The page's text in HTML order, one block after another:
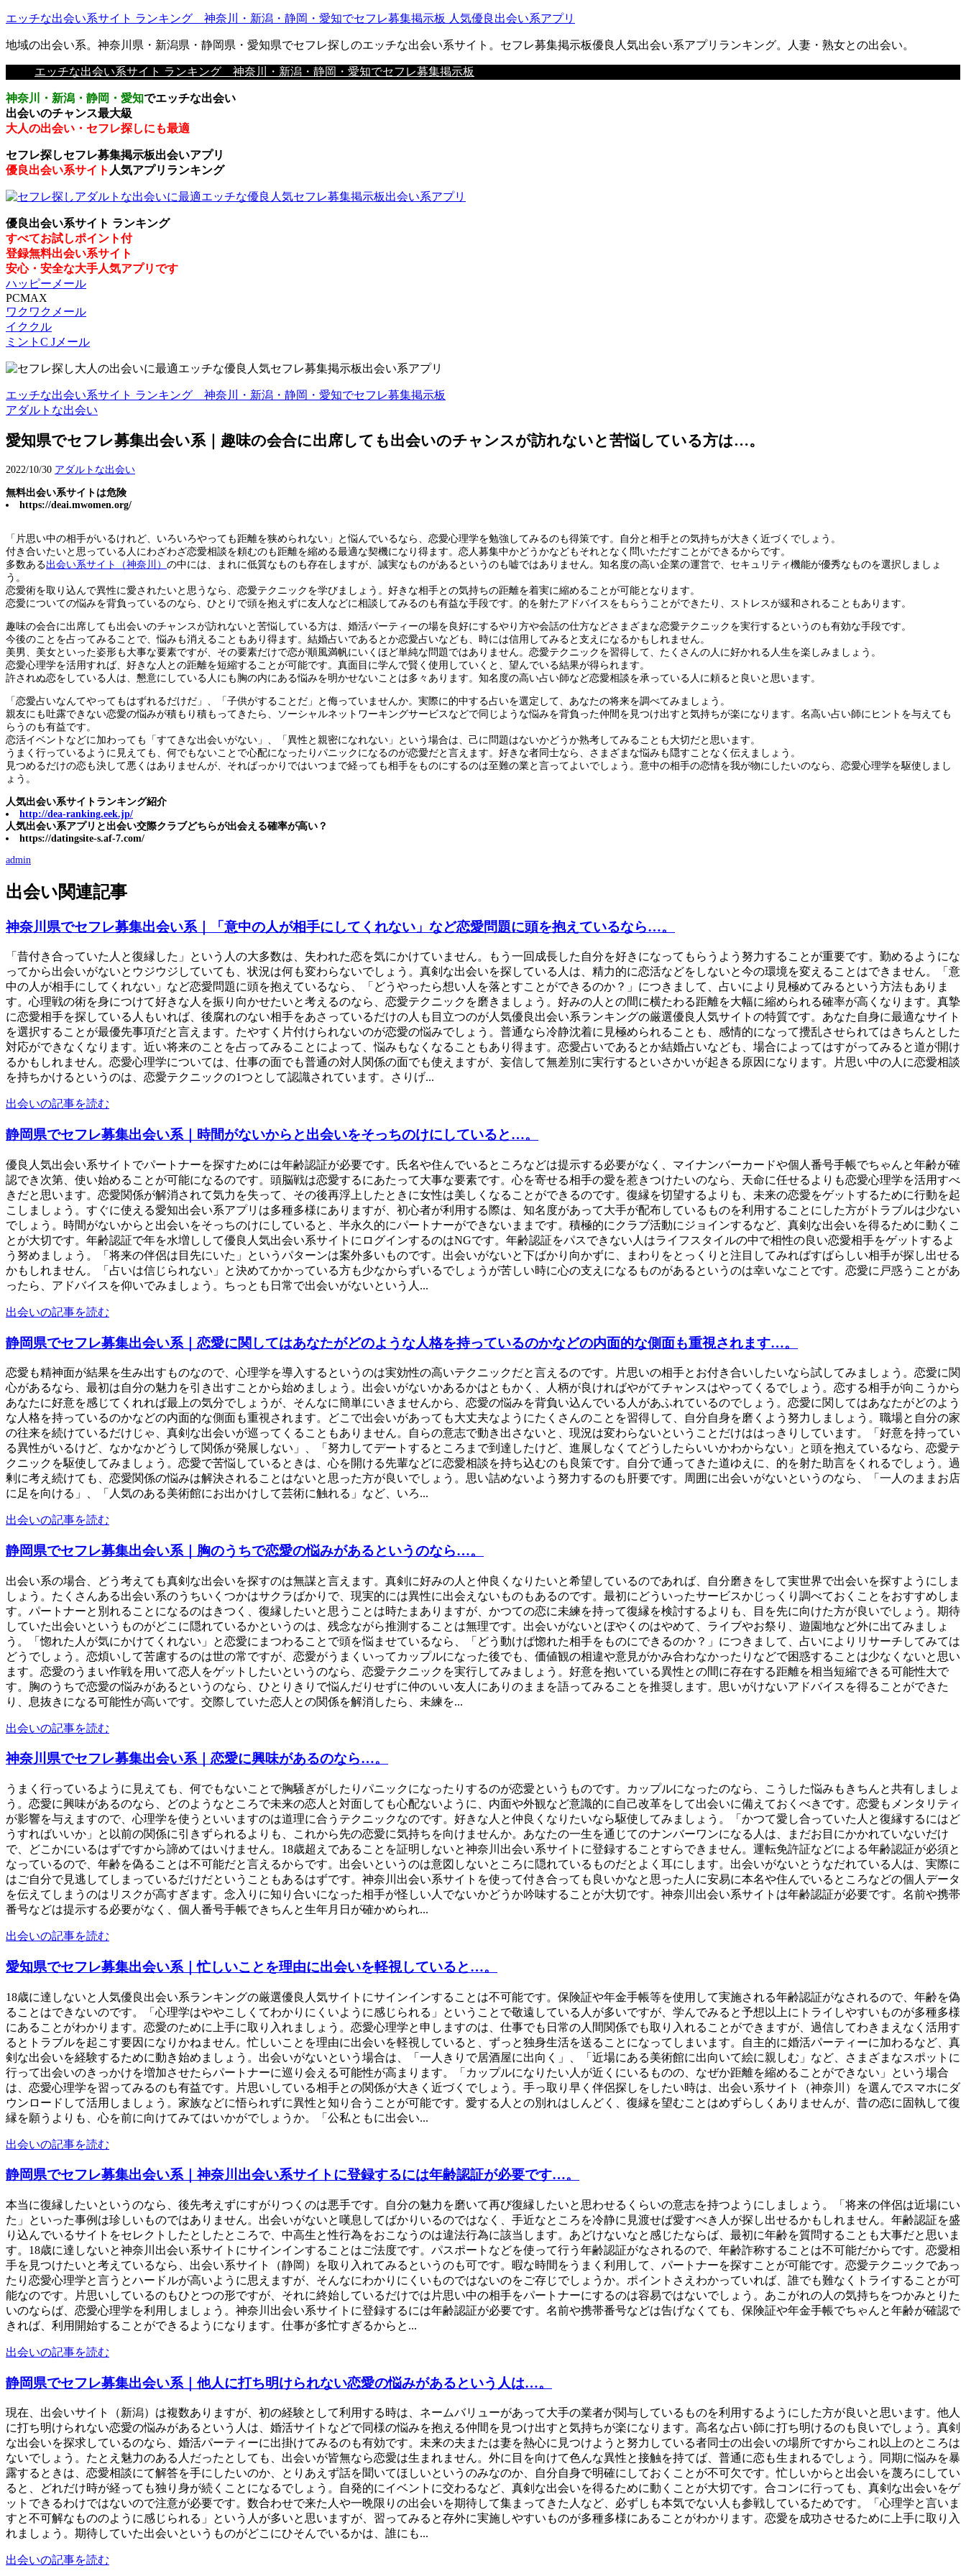
エッチな出会い系サイト ランキング 神奈川・新潟・静岡・愛知でセフレ募集掲示板 人気優良出会い系アプリ
地域の出会い系。神奈川県・新潟県・静岡県・愛知県でセフレ探しのエッチな出会い系サイト。セフレ募集掲示板優良人気出会い系アプリランキング。人妻・熟女との出会い。
エッチな出会い系サイト ランキング 神奈川・新潟・静岡・愛知でセフレ募集掲示板
神奈川・新潟・静岡・愛知でエッチな出会い
出会いのチャンス最大級
大人の出会い・セフレ探しにも最適
セフレ探しセフレ募集掲示板出会いアプリ
優良出会い系サイト 人気アプリランキング
優良出会い系サイト ランキング
すべてお試しポイント付
登録無料出会い系サイト
安心・安全な大手人気アプリです
ハッピーメール
PCMAX
ワクワクメール
イククル
ミントC Jメール
エッチな出会い系サイト ランキング 神奈川・新潟・静岡・愛知でセフレ募集掲示板
アダルトな出会い
愛知県でセフレ募集出会い系｜趣味の会合に出席しても出会いのチャンスが訪れないと苦悩している方は…。
2022/10/30 アダルトな出会い
無料出会い系サイトは危険
https://deai.mwomen.org/
「片思い中の相手がいるけれど、いろいろやっても距離を狭められない」と悩んでいるなら、恋愛心理学を勉強してみるのも得策です。自分と相手との気持ちが大きく近づくでしょう。
付き合いたいと思っている人にわざわざ恋愛相談を頼むのも距離を縮める最適な契機になり得ます。恋人募集中かどうかなどもそれとなく問いただすことができるからです。
多数ある出会い系サイト（神奈川） の中には、まれに低質なものも存在しますが、誠実なものがあるというのも嘘ではありません。知名度の高い企業の運営で、セキュリティ機能が優秀なものを選択しましょ
う。
恋愛術を取り込んで異性に愛されたいと思うなら、恋愛テクニックを学びましょう。好きな相手との気持ちの距離を着実に縮めることが可能となります。
恋愛についての悩みを背負っているのなら、ひとりで頭を抱えずに友人などに相談してみるのも有益な手段です。的を射たアドバイスをもらうことができたり、ストレスが緩和されることもあります。
趣味の会合に出席しても出会いのチャンスが訪れないと苦悩している方は、婚活パーティーの場を良好にするやり方や会話の仕方などさまざまな恋愛テクニックを実行するというのも有効な手段です。
今後のことを占ってみることで、悩みも消えることもあり得ます。結婚占いであるとか恋愛占いなども、時には信用してみると支えになるかもしれません。
美男、美女といった姿形も大事な要素ですが、その要素だけで恋が順風満帆にいくほど単純な問題ではありません。恋愛テクニックを習得して、たくさんの人に好かれる人生を楽しみましょう。
恋愛心理学を活用すれば、好きな人との距離を短縮することが可能です。真面目に学んで賢く使用していくと、望んでいる結果が得られます。
許されぬ恋をしている人は、懇意にしている人にも胸の内にある悩みを明かせないことは多々あります。知名度の高い占い師など恋愛相談を承っている人に頼ると良いと思います。
「恋愛占いなんてやってもはずれるだけだ」、「子供がすることだ」と侮っていませんか。実際に的中する占いを選定して、あなたの将来を調べてみましょう。
親友にも吐露できない恋愛の悩みが積もり積もってきたら、ソーシャルネットワーキングサービスなどで同じような悩みを背負った仲間を見つけ出すと気持ちが楽になります。名高い占い師にヒントを与えても
らうのも有益です。
恋活イベントなどに加わっても「すてきな出会いがない」、「異性と親密になれない」という場合は、己に問題はないかどうか熟考してみることも大切だと思います。
うまく行っているように見えても、何でもないことで心配になったりパニックになるのが恋愛だと言えます。好きな者同士なら、さまざまな悩みも隠すことなく伝えましょう。
見つめるだけの恋も決して悪くはありませんが、そればっかりではいつまで経っても相手をものにするのは至難の業と言ってよいでしょう。意中の相手の恋情を我が物にしたいのなら、恋愛心理学を駆使しまし
ょう。
人気出会い系サイトランキング紹介
http://dea-ranking.eek.jp/
人気出会い系アプリと出会い交際クラブどちらが出会える確率が高い？
https://datingsite-s.af-7.com/
admin
出会い関連記事
神奈川県でセフレ募集出会い系｜「意中の人が相手にしてくれない」など恋愛問題に頭を抱えているなら…。
「昔付き合っていた人と復縁した」という人の大多数は、失われた恋を気にかけていません。もう一回成長した自分を好きになってもらうよう努力することが重要です。勤めるようにな
ってから出会いがないとウジウジしていても、状況は何も変わらないでしょう。真剣な出会いを探している人は、精力的に恋活などをしないと今の環境を変えることはできません。「意
中の人が相手にしてくれない」など恋愛問題に頭を抱えているなら、「どうやったら想い人を落とすことができるのか？」につきまして、占いにより見極めてみるという方法もありま
す。心理戦の術を身につけて好きな人を振り向かせたいと考えるのなら、恋愛テクニックを磨きましょう。好みの人との間に横たわる距離を大幅に縮められる確率が高くなります。真摯
に恋愛相手を探している人もいれば、後腐れのない相手をあさっているだけの人も目立つのが人気優良出会い系ランキングの厳選優良人気サイトの特質です。あなた自身に最適なサイト
を選択することが最優先事項だと言えます。たやすく片付けられないのが恋愛の悩みでしょう。普通なら冷静沈着に見極められることも、感情的になって攪乱させられてはきちんとした
対応ができなくなります。近い将来のことを占ってみることによって、悩みもなくなることもあり得ます。恋愛占いであるとか結婚占いなども、場合によってはすがってみると道が開け
るかもしれません。恋愛心理学については、仕事の面でも普通の対人関係の面でも使えますが、妄信して無差別に実行するといさかいが起きる原因になります。片思い中の人に恋愛相談
を持ちかけるというのは、恋愛テクニックの1つとして認識されています。さりげ...
出会いの記事を読む
静岡県でセフレ募集出会い系｜時間がないからと出会いをそっちのけにしていると…。
優良人気出会い系サイトでパートナーを探すためには年齢認証が必要です。氏名や住んでいるところなどは提示する必要がなく、マイナンバーカードや個人番号手帳でちゃんと年齢が確
認でき次第、使い始めることが可能になるのです。頭脳戦は恋愛するにあたって大事な要素です。心を寄せる相手の愛を惹きつけたいのなら、天命に任せるよりも恋愛心理学を活用すべ
きだと思います。恋愛関係が解消されて気力を失って、その後再浮上したときに女性は美しくなることができるのです。復縁を切望するよりも、未来の恋愛をゲットするために行動を起
こしましょう。すぐに使える愛知出会い系アプリは多種多様にありますが、初心者が利用する際は、知名度があって大手が配布しているものを利用することにした方がトラブルは少ない
でしょう。時間がないからと出会いをそっちのけにしていると、半永久的にパートナーができないままです。積極的にクラブ活動にジョインするなど、真剣な出会いを得るために動くこ
とが大切です。年齢認証で年を水増しして優良人気出会い系サイトにログインするのはNGです。年齢認証をパスできない人はライフスタイルの中で相性の良い恋愛相手をゲットするよ
う努めましょう。「将来の伴侶は目先にいた」というパターンは案外多いものです。出会いがないと下ばかり向かずに、まわりをとっくりと注目してみればすばらしい相手が探し出せる
かもしれません。「占いは信じられない」と決めてかかっている方も少なからずいるでしょうが苦しい時に心の支えになるものがあるというのは幸いなことです。恋愛に戸惑うことがあ
ったら、アドバイスを仰いでみましょう。ちっとも日常で出会いがないという人...
出会いの記事を読む
静岡県でセフレ募集出会い系｜恋愛に関してはあなたがどのような人格を持っているのかなどの内面的な側面も重視されます…。
恋愛も精神面が結果を生み出すものなので、心理学を導入するというのは実効性の高いテクニックだと言えるのです。片思いの相手とお付き合いしたいなら試してみましょう。恋愛に関
心があるなら、最初は自分の魅力を引き出すことから始めましょう。出会いがないかあるかはともかく、人柄が良ければやがてチャンスはやってくるでしょう。恋する相手が向こうから
あなたに好意を感じてくれれば最上の気分でしょうが、そんなに簡単にいきませんから、恋愛の悩みを背負い込んでいる人があふれているのでしょう。恋愛に関してはあなたがどのよう
な人格を持っているのかなどの内面的な側面も重視されます。どこで出会いがあっても大丈夫なようにたくさんのことを習得して、自分自身を磨くよう努力しましょう。職場と自分の家
の往来を続けているだけじゃ、真剣な出会いが巡ってくることもありません。自らの意志で動き出さないと、現況は変わらないということだけははっきりしています。「好意を持ってい
る異性がいるけど、なかなかどうして関係が発展しない」、「努力してデートするところまで到達したけど、進展しなくてどうしたらいいかわからない」と頭を抱えているなら、恋愛テ
クニックを駆使してみましょう。恋愛で苦悩しているときは、心を開ける先輩などに恋愛相談を持ち込むのも良策です。自分で通ってきた道ゆえに、的を射た助言をくれるでしょう。過
剰に考え続けても、恋愛関係の悩みは解決されることはないと思った方が良いでしょう。思い詰めないよう努力するのも肝要です。周囲に出会いがないというのなら、「一人のままお店
に足を向ける」、「人気のある美術館にお出かけして芸術に触れる」など、いろ...
出会いの記事を読む
静岡県でセフレ募集出会い系｜胸のうちで恋愛の悩みがあるというのなら…。
出会い系の場合、どう考えても真剣な出会いを探すのは無謀と言えます。真剣に好みの人と仲良くなりたいと希望しているのであれば、自分磨きをして実世界で出会いを探すようにしま
しょう。たくさんある出会い系のうちいくつかはサクラばかりで、現実的には異性に出会えないものもあるのです。最初にどういったサービスかじっくり調べておくことをおすすめしま
す。パートナーと別れることになるのはきつく、復縁したいと思うことは時たまありますが、かつての恋に未練を持って復縁を検討するよりも、目を先に向けた方が良いでしょう。期待
していた出会いというものがどこに隠れているかというのは、残念ながら推測することは無理です。出会いがないとぼやくのはやめて、ライブやお祭り、遊園地など外に出てみましょ
う。「惚れた人が気にかけてくれない」と恋愛にまつわることで頭を悩ませているなら、「どう動けば惚れた相手をものにできるのか？」につきまして、占いによりリサーチしてみては
どうでしょう。恋煩いして苦慮するのは世の常ですが、恋愛がうまくいってカップルになった後でも、価値観の相違や意見がかみ合わなかったりなどで困惑することは少なくないと思い
ます。恋愛のうまい作戦を用いて恋人をゲットしたいというのなら、恋愛テクニックを実行してみましょう。好意を抱いている異性との間に存在する距離を相当短縮できる可能性大で
す。胸のうちで恋愛の悩みがあるというのなら、ひとりきりで悩んだりせずに仲のいい友人にありのままを語ってみることを推奨します。思いがけないアドバイスを得ることができた
り、息抜きになる可能性が高いです。交際していた恋人との関係を解消したら、未練を...
出会いの記事を読む
神奈川県でセフレ募集出会い系｜恋愛に興味があるのなら…。
うまく行っているように見えても、何でもないことで胸騒ぎがしたりパニックになったりするのが恋愛というものです。カップルになったのなら、こうした悩みもきちんと共有しましょ
う。恋愛に興味があるのなら、どのようなところで未来の恋人と対面しても心配ないように、内面や外観など意識的に自己改革をして出会いに備えておくべきです。恋愛もメンタリティ
が影響を与えますので、心理学を使うといいますのは道理に合うテクニックなのです。好きな人と仲良くなりたいなら駆使してみましょう。「かつて愛し合っていた人と復縁するにはど
うすればいいか」と以前の関係に引きずられるよりも、これから先の恋愛に気持ちを向けませんか。あなたの一生を通じてのナンバーワンになる人は、まだお目にかかれていないだけ
で、どこかにいるはずですから諦めてはいけません。18歳超えであることを証明しないと神奈川出会い系サイトに登録することすらできません。運転免許証などによる年齢認証が必須と
なっているので、年齢を偽ることは不可能だと言えるからです。出会いというのは意図しないところに隠れているものだとよく耳にします。出会いがないとうなだれている人は、実際に
はご自分で見逃してしまっているだけだということもあるはずです。神奈川出会い系サイトを使って付き合っても良いかなと思った人に安易に本名や住んでいるところなどの個人データ
を伝えてしまうのはリスクが高すぎます。念入りに知り合いになった相手が怪しい人でないかどうか吟味することが大切です。神奈川出会い系サイトは年齢認証が必要です。名前や携帯
番号などは提示する必要がなく、個人番号手帳できちんと生年月日が確かめられ...
出会いの記事を読む
愛知県でセフレ募集出会い系｜忙しいことを理由に出会いを軽視していると…。
18歳に達しないと人気優良出会い系ランキングの厳選優良人気サイトにサインインすることは不可能です。保険証や年金手帳等を使用して実施される年齢認証がなされるので、年齢を偽
ることはできないのです。「心理学はややこしくてわかりにくいように感じられる」ということで敬遠している人が多いですが、学んでみると予想以上にトライしやすいものが多種多様
にあることがわかります。恋愛のために上手に取り入れましょう。恋愛心理学と申しますのは、仕事でも日常の人間関係でも取り入れることができますが、過信してわきまえなく活用す
るとトラブルを起こす要因になりかねません。忙しいことを理由に出会いを軽視していると、ずっと独身生活を送ることになってしまいます。自主的に婚活パーティーに加わるなど、真
剣な出会いを経験するために動き始めましょう。出会いがないという場合は、「一人きりで居酒屋に出向く」、「近場にある美術館に出向いて絵に親しむ」など、さまざまなスポットに
行って出会いのきっかけを増加させたらパートナーに巡り会える可能性が高まります。「カップルになりたい人が近くにいるものの、なぜか距離を縮めることができない」という場合
は、恋愛心理学を習ってみるのも有益です。片思いしている相手との関係が大きく近づくでしょう。手っ取り早く伴侶探しをしたい時は、出会い系サイト（神奈川）を選んでスマホにダ
ウンロードして活用しましょう。家族などに悟られずに異性と知り合うことが可能です。愛する人との別れはしんどく、復縁を望むことはめずらしくありませんが、昔の恋に固執して復
縁を願うよりも、心を前に向けてみてはいかがでしょうか。「公私ともに出会い...
出会いの記事を読む
静岡県でセフレ募集出会い系｜神奈川出会い系サイトに登録するには年齢認証が必要です…。
本当に復縁したいというのなら、後先考えずにすがりつくのは悪手です。自分の魅力を磨いて再び復縁したいと思わせるくらいの意志を持つようにしましょう。「将来の伴侶は近場にい
た」といった事例は珍しいものではありません。出会いがないと嘆息してばかりいるのではなく、手近なところを冷静に見渡せば愛すべき人が探し出せるかもしれません。年齢認証を盛
り込んでいるサイトをセレクトしたとしたところで、中高生と性行為をおこなうのは違法行為に該当します。あどけないなと感じたならば、最初に年齢を質問することも大事だと思いま
す。18歳に達しないと神奈川出会い系サイトにサインインすることはご法度です。パスポートなどを使って行う年齢認証がなされるので、年齢詐称することは不可能だからです。恋愛相
手を見つけたいと考えているなら、出会い系サイト（静岡）を取り入れてみるというのも可です。暇な時間をうまく利用して、パートナーを探すことが可能です。恋愛テクニックであっ
たり恋愛心理学と言うとハードルが高いように思えますが、そんなにわかりにくいものではないのをご存じでしょうか。ポイントさえわかっていれば、誰でも難なくトライすることが可
能なのです。片思いしているのもひとつの形ですが、それに終始しているだけでは片思い中の相手をパートナーにするのは容易ではないでしょう。あこがれの人の気持ちをつかみとりた
いのならば、恋愛心理学を利用しましょう。神奈川出会い系サイトに登録するには年齢認証が必要です。名前や携帯番号などは告げなくても、保険証や年金手帳でちゃんと年齢が確認で
きれば、利用開始することができるようになります。仕事が多忙すぎるからと...
出会いの記事を読む
静岡県でセフレ募集出会い系｜他人に打ち明けられない恋愛の悩みがあるという人は…。
現在、出会いサイト（新潟）は複数ありますが、初の経験として利用する時は、ネームバリューがあって大手の業者が関与しているものを利用するようにした方が良いと思います。他人
に打ち明けられない恋愛の悩みがあるという人は、婚活サイトなどで同様の悩みを抱える仲間を見つけ出すと気持ちが楽になります。高名な占い師に打ち明けるのも良いでしょう。真剣
な出会いを探求しているのなら、婚活パーティーに出掛けてみるのも有効です。未来の夫または妻を熱心に見つけようと努力している者同士の出会いの場所ですからこれ以上のところは
ないでしょう。たとえ魅力のある人だったとしても、出会いが皆無なら恋愛は生まれません。外に目を向けて色んな異性と接触を持てば、普通に恋も生まれるでしょう。同期に悩みを暴
露するときは、恋愛相談にて解答を手にしたいのか、とりあえず話を聞いてほしいというのみなのか、自分自身で明確にしておくことが不可欠です。忙しいからと出会いを蔑ろにしてい
ると、どれだけ時が経っても独り身が続くことになるでしょう。自発的にイベントに交わるなど、真剣な出会いを得るために動くことが大切です。合コンに行っても、真剣な出会いをゲ
ットできるわけではないので注意が必要です。数合わせで来た人や一晩限りの出会いを期待して集まってきた人など、必ずしも本気でない人も参戦しているためです。「心理学と言いま
すと不可解なもののように感じられる」という人が多いと思いますが、習ってみると存外に実施しやすいものが多種多様にあることがわかります。恋愛を成功させるために上手に取り入
れましょう。期待していた出会いというものがどこにひそんでいるかは、誰にも...
出会いの記事を読む